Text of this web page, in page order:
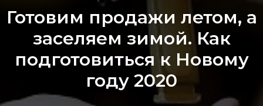
Готовим продажи летом, а
заселяем зимой. Как
подготовиться к Новому
году 2020